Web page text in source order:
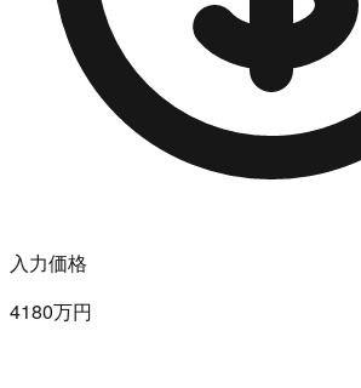
入力価格
4180万円